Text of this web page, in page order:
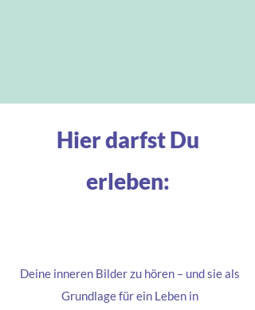
Hier darfst Du
erleben:
Deine inneren Bilder zu hören – und sie als
Grundlage für ein Leben in